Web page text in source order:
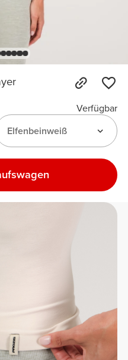
Verfügbar
Elfenbeinweiß